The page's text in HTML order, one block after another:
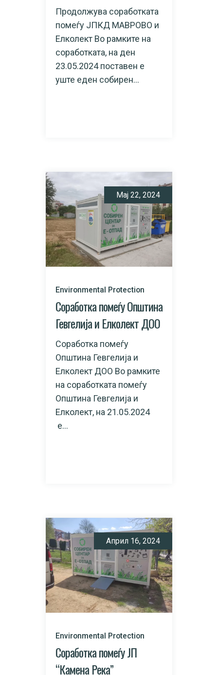
Продолжува соработката
помеѓу ЈПКД МАВРОВО и
Елколект Во рамките на
соработката, на ден
23.05.2024 поставен е
уште еден собирен...
Мај 22, 2024
Environmental Protection
Соработка помеѓу Општина
Гевгелија и Елколект ДОО
Соработка помеѓу
Општина Гевгелија и
Елколект ДОО Во рамките
на соработката помеѓу
Општина Гевгелија и
Елколект, на 21.05.2024
е...
Април 16, 2024
Environmental Protection
Соработка помеѓу ЈП
“Камена Река”